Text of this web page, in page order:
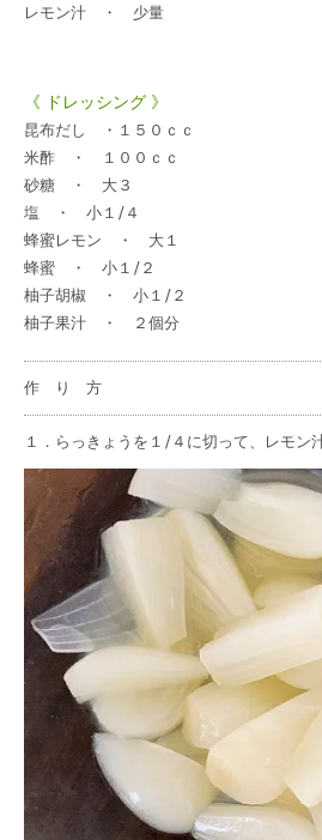
レモン汁 ・ 少量
《 ドレッシング 》
昆布だし ・１５０ｃｃ
米酢 ・ １００ｃｃ
砂糖 ・ 大３
塩 ・ 小１/４
蜂蜜レモン ・ 大１
蜂蜜 ・ 小１/２
柚子胡椒 ・ 小１/２
柚子果汁 ・ ２個分
作 り 方
１．らっきょうを１/４に切って、レモン